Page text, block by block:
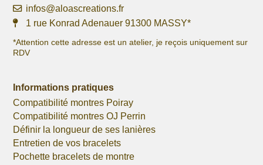
infos@aloascreations.fr
1 rue Konrad Adenauer 91300 MASSY*
*Attention cette adresse est un atelier, je reçois uniquement sur
RDV
Informations pratiques
Compatibilité montres Poiray
Compatibilité montres OJ Perrin
Définir la longueur de ses lanières
Entretien de vos bracelets
Pochette bracelets de montre